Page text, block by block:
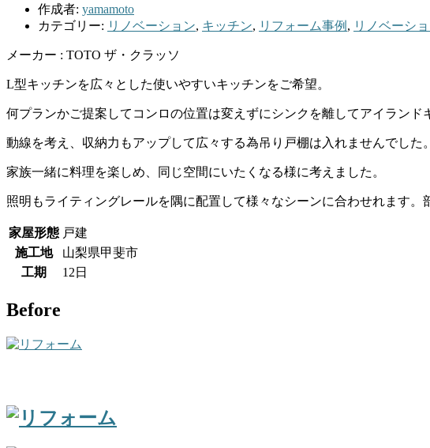
作成者: yamamoto
カテゴリー: リノベーション, キッチン, リフォーム事例 , リノベーシ
メーカー : TOTO ザ・クラッソ
L型キッチンを広々とした使いやすいキッチンをご希望。
何プランかご提案してコンロの位置は変えずにシンクを離してアイランド
動線を考え、収納力もアップして広々する為吊り戸棚は入れませんでした。
家族一緒に料理を楽しめ、同じ空間にいたくなる様に考えました。
照明もライティングレールを隅に配置して様々なシーンに合わせれます
家屋形態 戸建
施工地
山梨県甲斐市
工期
12日
Before